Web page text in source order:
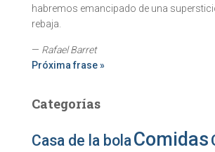
habremos emancipado de una
rebaja.
— Rafael Barret
Próxima frase »
Categorías
Casa de la bolaComidas